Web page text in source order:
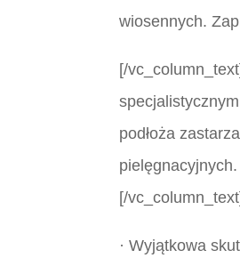
wiosennych.
[/
podłoża
[/
· Wyjątkowa